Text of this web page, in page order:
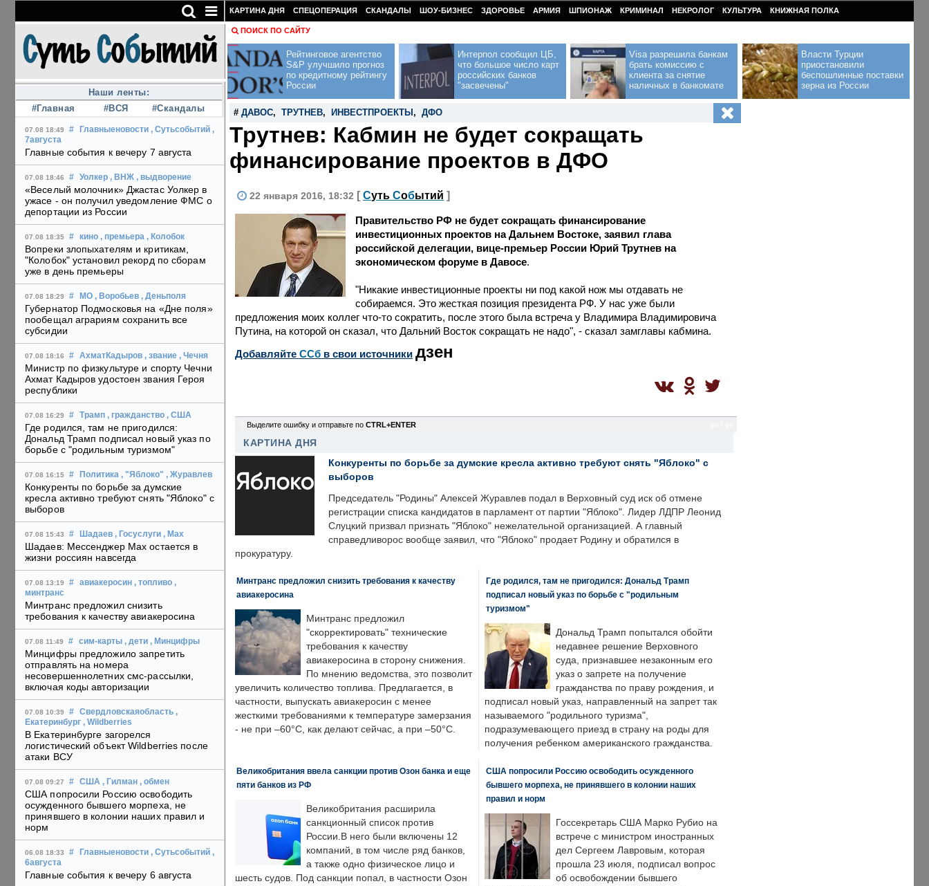
Наши ленты:
#Главная
#ВСЯ #Скандалы
07.08 18:49 # Главныеновости , Сутьсобытий ,
7августа
Главные события к вечеру 7 августа
07.08 18:46 # Уолкер , ВНЖ , выдворение
«Веселый молочник» Джастас Уолкер в
ужасе - он получил уведомление ФМС о
депортации из России
07.08 18:35 # кино , премьера , Колобок
Вопреки злопыхателям и критикам,
"Колобок" установил рекорд по сборам
уже в день премьеры
07.08 18:29 # МО , Воробьев , Деньполя
Губернатор Подмосковья на «Дне поля»
пообещал аграриям сохранить все
субсидии
07.08 18:16 # АхматКадыров , звание , Чечня
Министр по физкультуре и спорту Чечни
Ахмат Кадыров удостоен звания Героя
республики
07.08 16:29 # Трамп , гражданство , США
Где родился, там не пригодился:
Дональд Трамп подписал новый указ по
борьбе с "родильным туризмом"
07.08 16:15 # Политика , "Яблоко" , Журавлев
Конкуренты по борьбе за думские
кресла активно требуют снять "Яблоко" с
выборов
07.08 15:43 # Шадаев , Госуслуги , Max
Шадаев: Мессенджер Max остается в
жизни россиян навсегда
07.08 13:19 # авиакеросин , топливо ,
минтранс
Минтранс предложил снизить
требования к качеству авиакеросина
07.08 11:49 # сим-карты , дети , Минцифры
Минцифры предложило запретить
отправлять на номера
несовершеннолетних смс-рассылки,
включая коды авторизации
07.08 10:39 # Свердловскаяобласть ,
Екатеринбург , Wildberries
В Екатеринбурге загорелся
логистический объект Wildberries после
атаки ВСУ
07.08 09:27 # США , Гилман , обмен
США попросили Россию освободить
осужденного бывшего морпеха, не
принявшего в колонии наших правил и
норм
06.08 18:33 # Главныеновости , Сутьсобытий ,
6августа
Главные события к вечеру 6 августа
КАРТИНА ДНЯ СПЕЦОПЕРАЦИЯ СКАНДАЛЫ ШОУ-БИЗНЕС ЗДОРОВЬЕ АРМИЯ ШПИОНАЖ КРИМИНАЛ НЕКРОЛОГ КУЛЬТУРА КНИЖНАЯ ПОЛКА
ПОИСК ПО САЙТУ
Рейтинговое агентство
S&P улучшило прогноз
по кредитному рейтингу
России
Интерпол сообщил ЦБ,
что большое число карт
российских банков
"засвечены"
Visa разрешила банкам
брать комиссию с
клиента за снятие
наличных в банкомате
Власти Турции
приостановили
беспошлинные поставки
зерна из России
# ДАВОС, ТРУТНЕВ, ИНВЕСТПРОЕКТЫ , ДФО
Трутнев: Кабмин не будет сокращать
финансирование проектов в ДФО
22 января 2016, 18:32 [ Суть Событий ]
Правительство РФ не будет сокращать финансирование
инвестиционных проектов на Дальнем Востоке, заявил глава
российской делегации, вице-премьер России Юрий Трутнев на
экономическом форуме в Давосе.
"Никакие инвестиционные проекты ни под какой нож мы отдавать не
собираемся. Это жесткая позиция президента РФ. У нас уже были
предложения моих коллег что-то сократить, после этого была встреча у Владимира Владимировича
Путина, на которой он сказал, что Дальний Восток сокращать не надо", - сказал замглавы кабмина.
Добавляйте CСб в свои источники дзен
Выделите ошибку и отправьте по CTRL+ENTER
КАРТИНА ДНЯ
Конкуренты по борьбе за думские кресла активно требуют снять "Яблоко" с
выборов
Председатель "Родины" Алексей Журавлев подал в Верховный суд иск об отмене
регистрации списка кандидатов в парламент от партии "Яблоко". Лидер ЛДПР Леонид
Слуцкий призвал признать "Яблоко" нежелательной организацией. А главный
справедливорос вообще заявил, что "Яблоко" продает Родину и обратился в
прокуратуру.
Минтранс предложил снизить требования к качеству
авиакеросина
Минтранс предложил
"скорректировать" технические
требования к качеству
авиакеросина в сторону снижения.
По мнению ведомства, это позволит
увеличить количество топлива. Предлагается, в
частности, выпускать авиакеросин с менее
жесткими требованиями к температуре замерзания
- не при –60°C, как делают сейчас, а при –50°C.
Где родился, там не пригодился: Дональд Трамп
подписал новый указ по борьбе с "родильным
туризмом"
Дональд Трамп попытался обойти
недавнее решение Верховного
суда, признавшее незаконным его
указ о запрете на получение
гражданства по праву рождения, и
подписал новый указ, направленный на запрет так
называемого "родильного туризма",
подразумевающего приезд в страну на роды для
получения ребенком американского гражданства.
Великобритания ввела санкции против Озон банка и еще
пяти банков из РФ
Великобритания расширила
санкционный список против
России.В него были включены 12
компаний, в том числе ряд банков,
а также одно физическое лицо и
шесть судов. Под санкции попал, в частности Озон
США попросили Россию освободить осужденного
бывшего морпеха, не принявшего в колонии наших
правил и норм
Госсекретарь США Марко Рубио на
встрече с министром иностранных
дел Сергеем Лавровым, которая
прошла 23 июля, подписал вопрос
об освобождении бывшего